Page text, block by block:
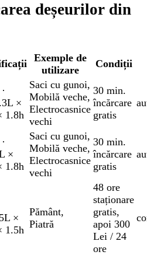
deșeurilor din
Exemple de
utilizare
Condiții
·
×
1.8h
Saci cu gunoi,
Mobilă veche,
Electrocasnice
vechi
30 min.
încărcare
gratis
·
×
1.8h
Saci cu gunoi,
Mobilă veche,
Electrocasnice
vechi
30 min.
încărcare
gratis
×
1.5h
Pământ,
Piatră
48 ore
staționare
gratis,
apoi 300
Lei / 24
ore